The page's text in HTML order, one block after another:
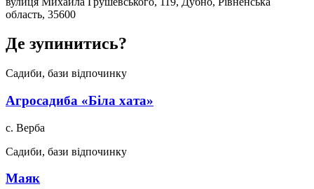
область, 35600
Де зупинитись?
Садиби, бази відпочинку
Агросадиба «Біла хата»
с. Верба
Садиби, бази відпочинку
Маяк